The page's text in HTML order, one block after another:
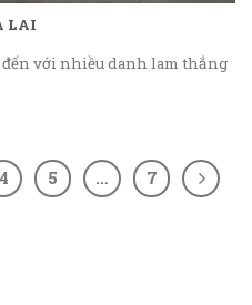
LAI
đến với nhiều danh lam thắng
4 5 … 7